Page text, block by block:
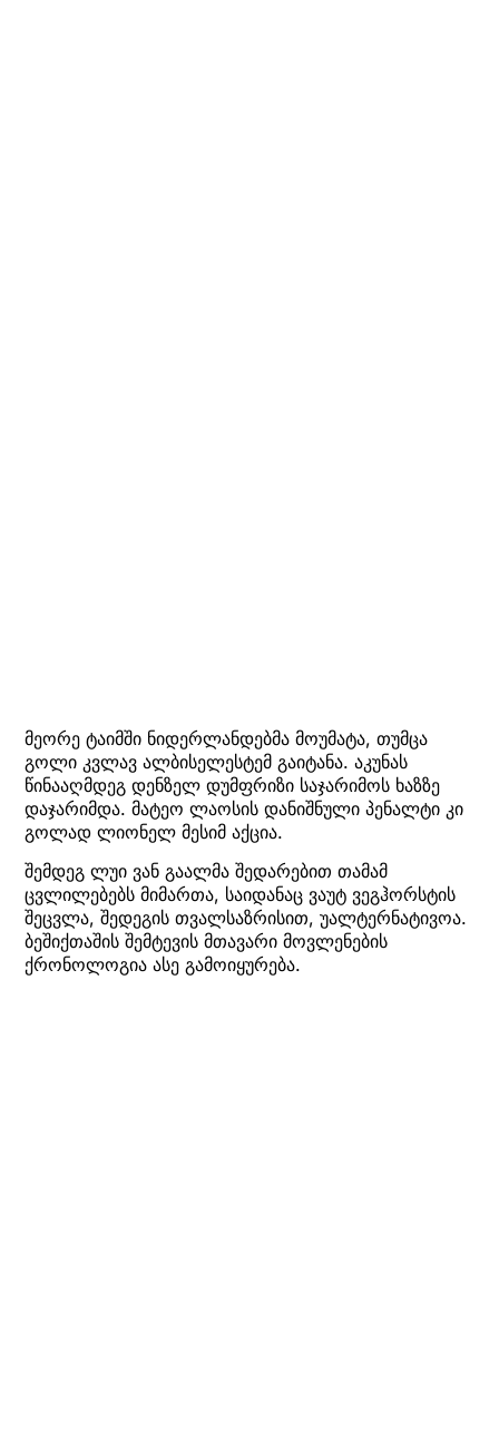
მეორე ტაიმში ნიდერლანდებმა მოუმატა, თუმცა
გოლი კვლავ ალბისელესტემ გაიტანა. აკუნას
წინააღმდეგ დენზელ დუმფრიზი საჯარიმოს ხაზზე
დაჯარიმდა. მატეო ლაოსის დანიშნული პენალტი კი
გოლად ლიონელ მესიმ აქცია.
შემდეგ ლუი ვან გაალმა შედარებით თამამ
ცვლილებებს მიმართა, საიდანაც ვაუტ ვეგჰორსტის
შეცვლა, შედეგის თვალსაზრისით, უალტერნატივოა.
ბეშიქთაშის შემტევის მთავარი მოვლენების
ქრონოლოგია ასე გამოიყურება.